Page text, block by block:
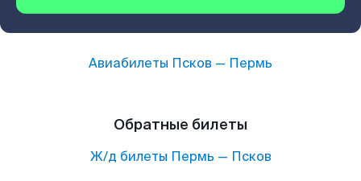
Авиабилеты Псков — Пермь
Обратные билеты
Ж/д билеты Пермь — Псков